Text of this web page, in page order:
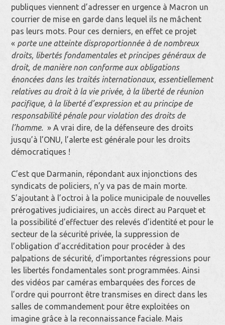
publiques viennent d’adresser en urgence à Macron un
courrier de mise en garde dans lequel ils ne mâchent
pas leurs mots. Pour ces derniers, en effet ce projet
« porte une atteinte disproportionnée à de nombreux
droits, libertés fondamentales et principes généraux de
droit, de manière non conforme aux obligations
énoncées dans les traités internationaux, essentiellement
relatives au droit à la vie privée, à la liberté de réunion
pacifique, à la liberté d’expression et au principe de
responsabilité pénale pour violation des droits de
l’homme. » A vrai dire, de la défenseure des droits
jusqu’à l’ONU, l’alerte est générale pour les droits
démocratiques !
C’est que Darmanin, répondant aux injonctions des
syndicats de policiers, n’y va pas de main morte.
S’ajoutant à l’octroi à la police municipale de nouvelles
prérogatives judiciaires, un accès direct au Parquet et
la possibilité d’effectuer des relevés d’identité et pour le
secteur de la sécurité privée, la suppression de
l’obligation d’accréditation pour procéder à des
palpations de sécurité, d’importantes régressions pour
les libertés fondamentales sont programmées. Ainsi
des vidéos par caméras embarquées des forces de
l’ordre qui pourront être transmises en direct dans les
salles de commandement pour être exploitées on
imagine grâce à la reconnaissance faciale. Mais